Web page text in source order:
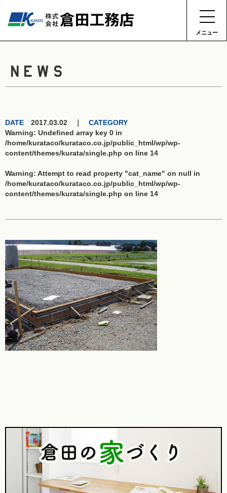
メニュー
NEWS
DATE 2017.03.02 ｜ CATEGORY
Warning: Undefined array key 0 in
/home/kurataco/kurataco.co.jp/public_html/wp/wp-
content/themes/kurata/single.php on line 14
Warning: Attempt to read property "cat_name" on null in
/home/kurataco/kurataco.co.jp/public_html/wp/wp-
content/themes/kurata/single.php on line 14